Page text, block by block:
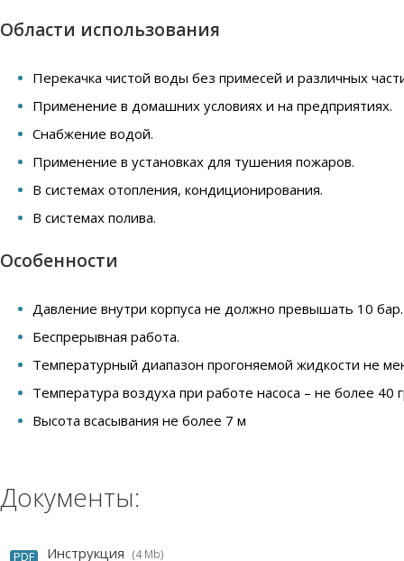
Области использования
Перекачка чистой воды без примесей и различных
Применение в домашних условиях и на предприятиях.
Снабжение водой.
Применение в установках для тушения пожаров.
В системах отопления, кондиционирования.
В системах полива.
Особенности
Давление внутри корпуса не должно превышать 10 бар.
Беспрерывная работа.
Температурный диапазон прогоняемой жидкости не
Температура воздуха при работе насоса – не более 40
Высота всасывания не более 7 м
Документы:
PDF Инструкция (4 Mb)